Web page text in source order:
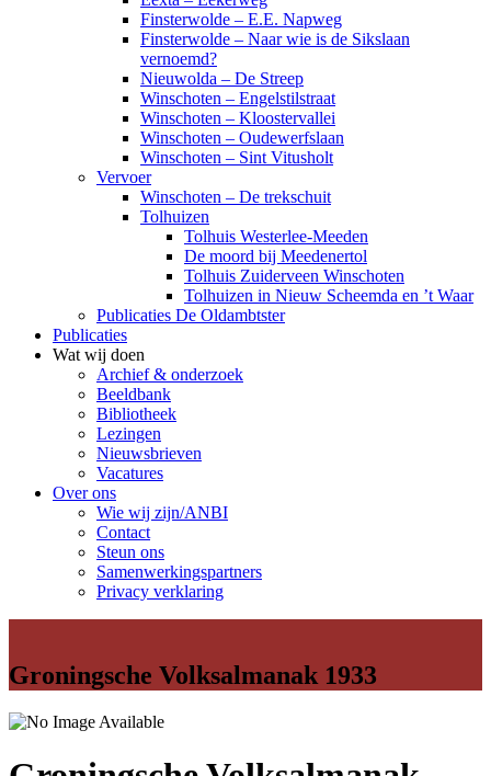
Finsterwolde – E.E. Napweg
Finsterwolde – Naar wie is de Sikslaan
vernoemd?
Nieuwolda – De Streep
Winschoten – Engelstilstraat
Winschoten – Kloostervallei
Winschoten – Oudewerfslaan
Winschoten – Sint Vitusholt
Vervoer
Winschoten – De trekschuit
Tolhuizen
Tolhuis Westerlee-Meeden
De moord bij Meedenertol
Tolhuis Zuiderveen Winschoten
Tolhuizen in Nieuw Scheemda en ’t Waar
Publicaties De Oldambtster
Publicaties
Wat wij doen
Archief & onderzoek
Beeldbank
Bibliotheek
Lezingen
Nieuwsbrieven
Vacatures
Over ons
Wie wij zijn/ANBI
Contact
Steun ons
Samenwerkingspartners
Privacy verklaring
Groningsche Volksalmanak 1933